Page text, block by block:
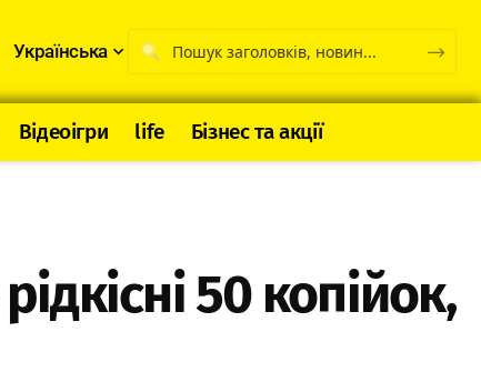
Українська
Відеоігри life Бізнес та акції
50 копійок,